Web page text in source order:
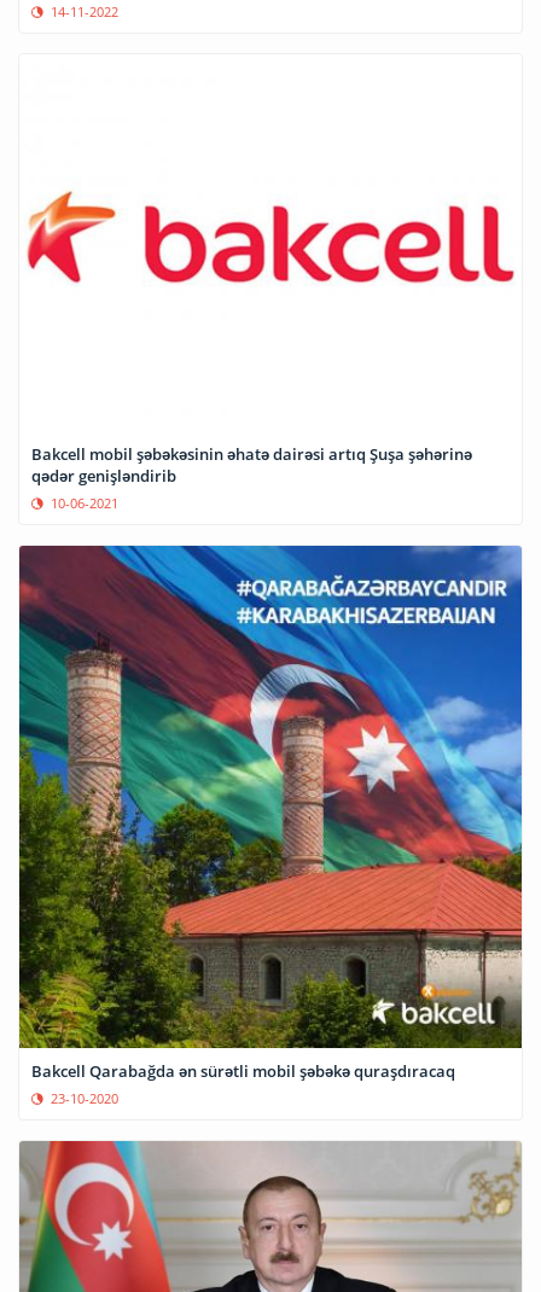
14-11-2022
Bakcell mobil şəbəkəsinin əhatə dairəsi artıq Şuşa şəhərinə
qədər genişləndirib
10-06-2021
Bakcell Qarabağda ən sürətli mobil şəbəkə quraşdıracaq
23-10-2020